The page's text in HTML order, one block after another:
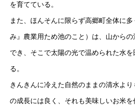
を育てている。
また、ほんそんに限らず高郷町全体に
み』農業用ため池のこと）は、山から
でき、そこで太陽の光で温められた水
る。
きんきんに冷えた自然のままの清水よ
の成長には良く、それも美味しいお米